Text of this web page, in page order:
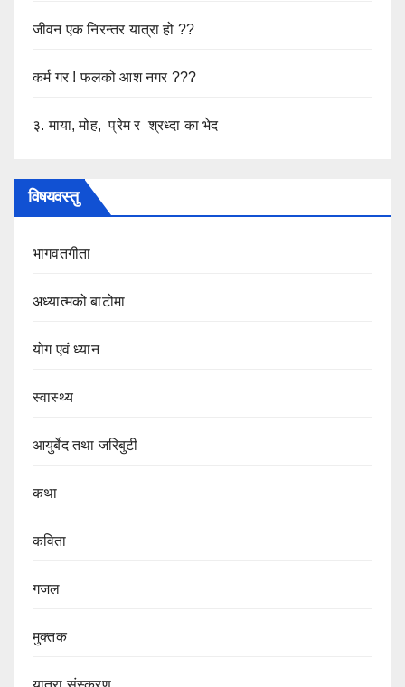
जीवन एक निरन्तर यात्रा हो ??
कर्म गर ! फलको आश नगर ???
३. माया, मोह, प्रेम र श्रध्दा का भेद
विषयवस्तु
भागवतगीता
अध्यात्मको बाटोमा
योग एवं ध्यान
स्वास्थ्य
आयुर्बेद तथा जरिबुटी
कथा
कविता
गजल
मुक्तक